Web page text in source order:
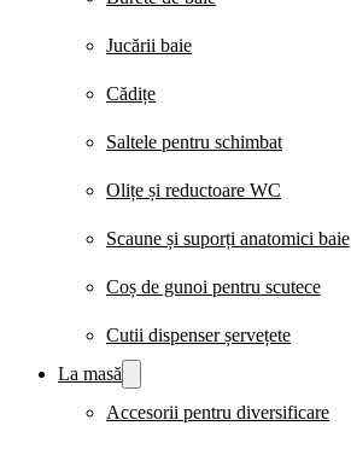
Jucării baie
Cădițe
Saltele pentru schimbat
Olițe și reductoare WC
Scaune și suporți anatomici baie
Coș de gunoi pentru scutece
Cutii dispenser șervețete
La masă
Accesorii pentru diversificare